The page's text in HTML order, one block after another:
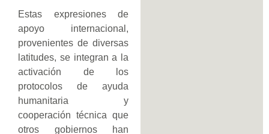
Estas expresiones de
apoyo internacional,
provenientes de diversas
latitudes, se integran a la
activación de los
protocolos de ayuda
humanitaria y
cooperación técnica que
otros gobiernos han